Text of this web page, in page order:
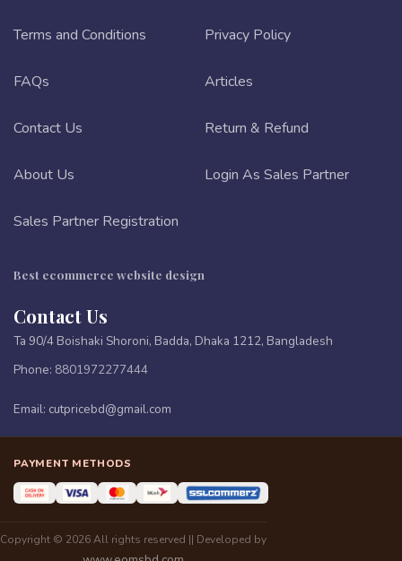
Terms and Conditions Privacy Policy
FAQs Articles
Contact Us Return & Refund
About Us Login As Sales Partner
Sales Partner Registration
Best ecommerce website design
Contact Us
Ta 90/4 Boishaki Shoroni, Badda, Dhaka 1212, Bangladesh
Phone: 8801972277444
Email: cutpricebd@gmail.com
PAYMENT METHODS
Copyright © 2026 All rights reserved || Developed by